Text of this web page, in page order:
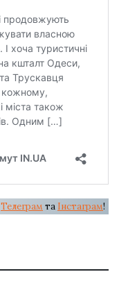
Телеграм та Інстаграм!